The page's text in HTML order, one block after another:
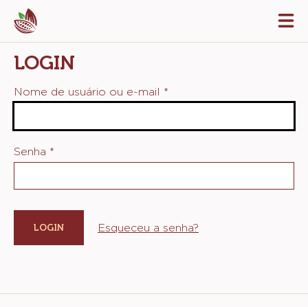
Skip
to
main
content
LOGIN
Nome de usuário ou e-mail *
Senha *
Esqueceu a senha?